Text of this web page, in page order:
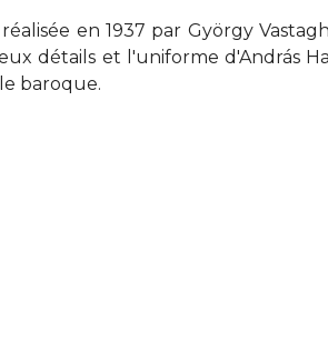
en 1937 par György
détails et l'uniforme d'András
baroque.